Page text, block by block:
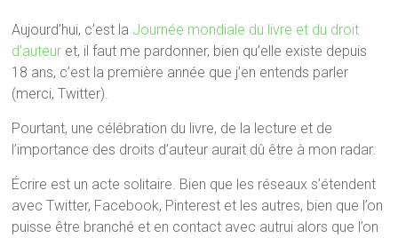
Aujourd’hui, c’est la Journée mondiale du livre et du droit
d’auteur et, il faut me pardonner, bien qu’elle existe depuis
18 ans, c’est la première année que j’en entends parler
(merci, Twitter).
Pourtant, une célébration du livre, de la lecture et de
l’importance des droits d’auteur aurait dû être à mon radar.
Écrire est un acte solitaire. Bien que les réseaux s’étendent
avec Twitter, Facebook, Pinterest et les autres, bien que l’on
puisse être branché et en contact avec autrui alors que l’on